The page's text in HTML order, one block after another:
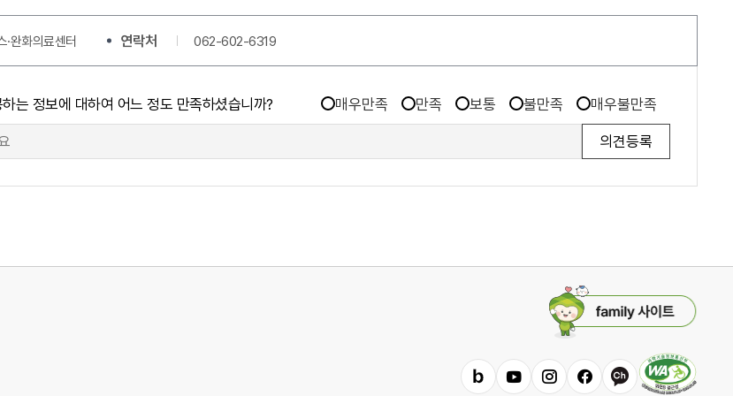
·완화의료센터 연락처 062-602-6319
는 정보에 대하여 어느 정도 만족하셨습니까? 매우만족 만족 보통 불만족 매우불만족
밴 유 인 페 카
이